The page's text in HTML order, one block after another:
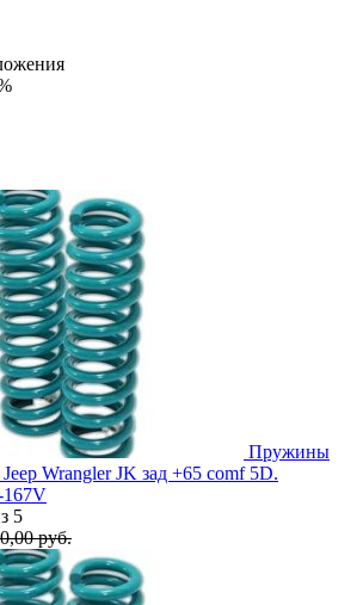
Пружины
Wrangler JK зад +65 comf 5D.
167V
5
руб.